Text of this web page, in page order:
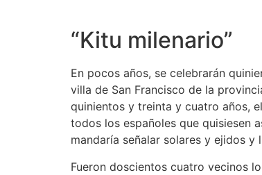
“Kitu milenario”
En pocos años, se celebrarán
villa de San Francisco de la
quinientos y treinta y cuatro años,
todos los españoles que quisiesen
mandaría señalar solares y ejidos
Fueron doscientos cuatro vecinos